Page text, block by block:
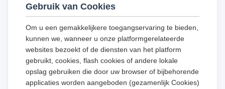
Gebruik van Cookies
Om u een gemakkelijkere toegangservaring te bieden,
kunnen we, wanneer u onze platformgerelateerde
websites bezoekt of de diensten van het platform
gebruikt, cookies, flash cookies of andere lokale
opslag gebruiken die door uw browser of bijbehorende
applicaties worden aangeboden (gezamenlijk Cookies)